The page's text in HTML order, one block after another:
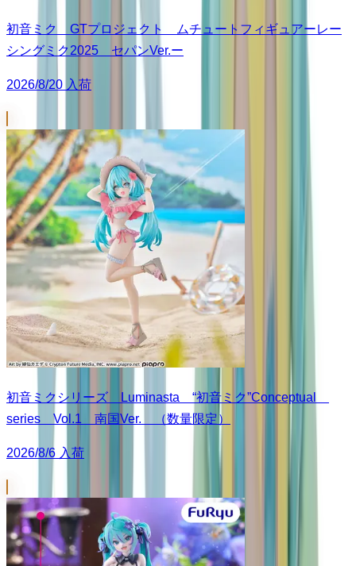
初音ミク GTプロジェクト ムチュートフィギュアーレー
シングミク2025 セパンVer.ー
2026/8/20 入荷
初音ミクシリーズ Luminasta “初音ミク”Conceptual
series Vol.1 南国Ver. （数量限定）
2026/8/6 入荷